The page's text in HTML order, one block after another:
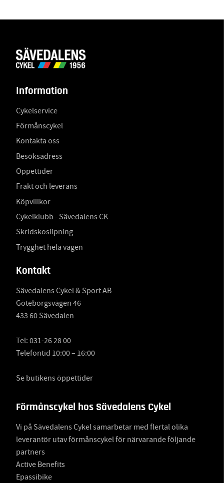
Information
Cykelservice
Förmånscykel
Kontakta oss
Besöksadress
Öppettider
Frakt och leverans
Köpvillkor
Cykelklubb - Sävedalens CK
Skridskoslipning
Trygghet hela vägen
Kontakt
Sävedalens Cykel & Sport AB
Göteborgsvägen 46
433 60 Sävedalen
Tel: 031-26 28 00
Telefontid 10:00 – 16:00
Se butikens öppettider
Förmånscykel hos Sävedalens Cykel
Vi på Sävedalens Cykel samarbetar med flertal olika
leverantör utav förmånscykel för närvarande följande
partners
Active Benefits
Epassibike